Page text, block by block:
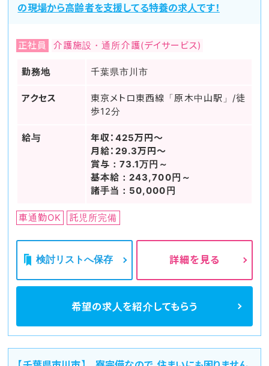
の現場から高齢者を支援してる特養の求人です！
正社員 介護施設・通所介護(デイサービス)
勤務地 千葉県市川市
アクセス
東京メトロ東西線「原木中山駅」/徒
歩12分
給与
年収：425万円～
月給：29.3万円～
賞与：73.1万円～
基本給：243,700円～
諸手当：50,000円
車通勤OK 託児所完備
検討リストへ保存 詳細を見る
希望の求人を紹介してもらう